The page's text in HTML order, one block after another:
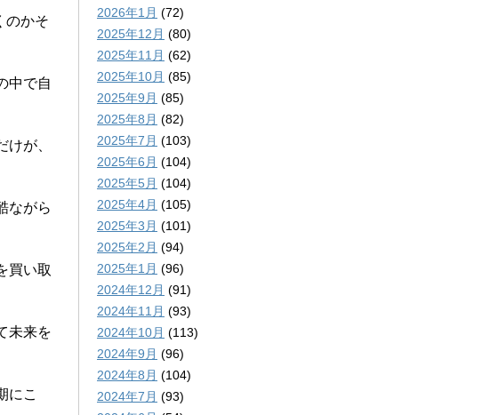
のかそ
中で自
が、
ながら
買い取
未来を
にこ
2026年1月 (72)
2025年12月 (80)
2025年11月 (62)
2025年10月 (85)
2025年9月 (85)
2025年8月 (82)
2025年7月 (103)
2025年6月 (104)
2025年5月 (104)
2025年4月 (105)
2025年3月 (101)
2025年2月 (94)
2025年1月 (96)
2024年12月 (91)
2024年11月 (93)
2024年10月 (113)
2024年9月 (96)
2024年8月 (104)
2024年7月 (93)